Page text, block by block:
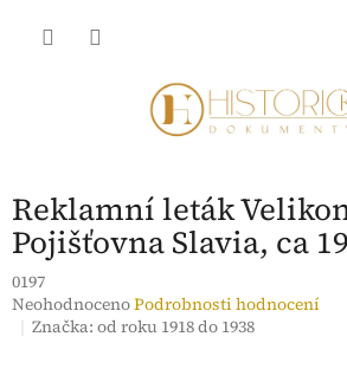
Reklamní leták
Pojišťovna Slavia, ca
0197
Průměrné
hodnocení
NeohodnocenoPodrobnosti hodnocení
Značka:od roku 1918 do 1938